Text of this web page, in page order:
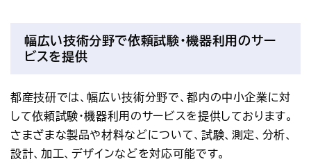
チャットで相談 ご利用案内 メルマガ登録
プレスリリース English
幅広い技術分野で依頼試験・機器利用のサー
ビスを提供
都産技研では、幅広い技術分野で、都内の中小企業に対
して依頼試験・機器利用のサービスを提供しております。
さまざまな製品や材料などについて、試験、測定、分析、
設計、加工、デザインなどを対応可能です。